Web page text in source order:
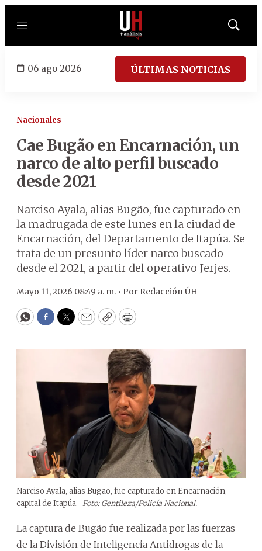
Menú
Mostrar
06 ago 2026 ÚLTIMAS NOTICIAS
Nacionales
Cae Bugão en Encarnación, un
narco de alto perfil buscado
desde 2021
Narciso Ayala, alias Bugão, fue capturado en
la madrugada de este lunes en la ciudad de
Encarnación, del Departamento de Itapúa. Se
trata de un presunto líder narco buscado
desde el 2021, a partir del operativo Jerjes.
Mayo 11, 2026 08:49 a. m. • Por Redacción ÚH
WhatsApp
Facebook
Twitter
EmailCopyPrint
Narciso Ayala, alias Bugão, fue capturado en Encarnación,
capital de Itapúa. Foto: Gentileza/Policía Nacional.
La captura de Bugão fue realizada por las fuerzas
de la División de Inteligencia Antidrogas de la